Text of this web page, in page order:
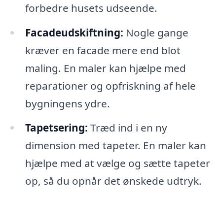
forbedre husets udseende.
Facadeudskiftning: Nogle gange
kræver en facade mere end blot
maling. En maler kan hjælpe med
reparationer og opfriskning af hele
bygningens ydre.
Tapetsering: Træd ind i en ny
dimension med tapeter. En maler kan
hjælpe med at vælge og sætte tapeter
op, så du opnår det ønskede udtryk.